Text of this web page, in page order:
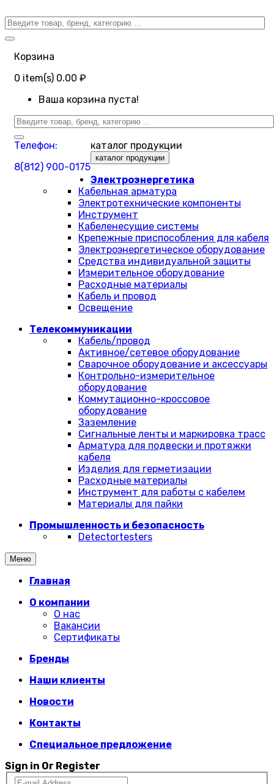
Корзина
0 item(s) 0.00 ₽
Ваша корзина пуста!
Телефон:
8(812) 900-0175
каталог продукции
каталог продукции
Электроэнергетика
Кабельная арматура
Электротехнические компоненты
Инструмент
Кабеленесущие системы
Крепежные приспособления для кабеля
Электроэнергетическое оборудование
Средства индивидуальной защиты
Измерительное оборудование
Расходные материалы
Кабель и провод
Освещение
Телекоммуникации
Кабель/провод
Активное/сетевое оборудование
Сварочное оборудование и аксессуары
Контрольно-измерительное
оборудование
Коммутационно-кроссовое
оборудование
Заземление
Сигнальные ленты и маркировка трасс
Арматура для подвески и протяжки
кабеля
Изделия для герметизации
Расходные материалы
Инструмент для работы с кабелем
Материалы для пайки
Промышленность и безопасность
Detectortesters
Меню
Главная
О компании
О нас
Вакансии
Сертификаты
Бренды
Наши клиенты
Новости
Контакты
Специальное предложение
Sign in Or Register